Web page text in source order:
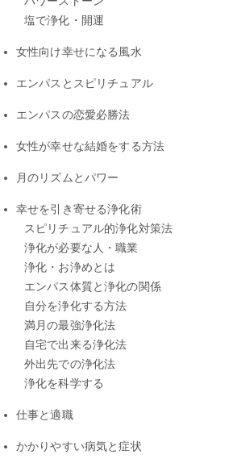
塩で浄化・開運
女性向け幸せになる風水
エンパスとスピリチュアル
エンパスの恋愛必勝法
女性が幸せな結婚をする方法
月のリズムとパワー
幸せを引き寄せる浄化術
スピリチュアル的浄化対策法
浄化が必要な人・職業
浄化・お浄めとは
エンパス体質と浄化の関係
自分を浄化する方法
満月の最強浄化法
自宅で出来る浄化法
外出先での浄化法
浄化を科学する
仕事と適職
かかりやすい病気と症状